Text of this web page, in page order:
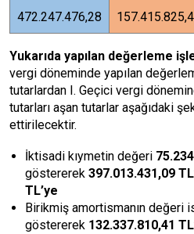
472.247.476,28
Yukarıda yapılan değerleme
vergi döneminde yapılan
tutarlardan I. Geçici vergi
tutarları aşan tutarlar aşağıdaki
ettirilecektir.
İktisadi kıymetin değeri
göstererek 397.013.431,09 TL
TL’ye
Birikmiş amortismanın değeri
göstererek 132.337.810,41 TL